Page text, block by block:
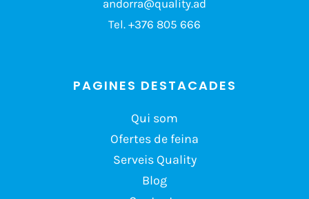
andorra@quality.ad
Tel. +376 805 666
PAGINES DESTACADES
Qui som
Ofertes de feina
Serveis Quality
Blog